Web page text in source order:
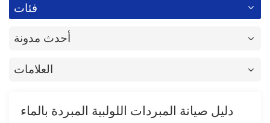
فئات
أحدث مدونة
العلامات
دليل صيانة المبردات اللولبية المبردة بالماء